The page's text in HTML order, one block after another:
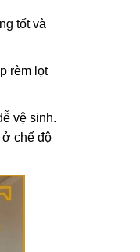
tốt và
rèm lọt
vệ sinh.
ở chế độ